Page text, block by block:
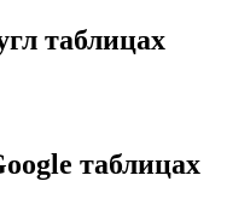
таблицах
таблицах